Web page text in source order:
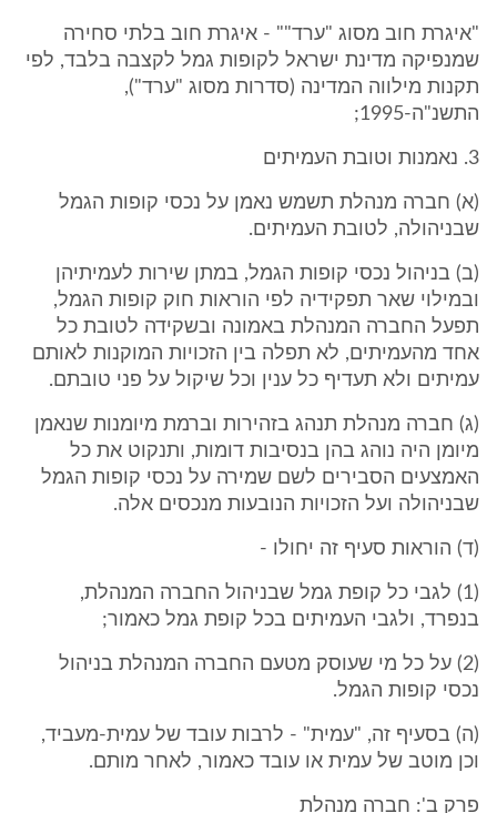
"איגרת חוב מסוג "ערד"" - איגרת חוב בלתי סחירה
שמנפיקה מדינת ישראל לקופות גמל לקצבה בלבד, לפי
תקנות מילווה המדינה (סדרות מסוג "ערד"),
התשנ"ה-1995;
3. נאמנות וטובת העמיתים
(א) חברה מנהלת תשמש נאמן על נכסי קופות הגמל
שבניהולה, לטובת העמיתים.
(ב) בניהול נכסי קופות הגמל, במתן שירות לעמיתיהן
ובמילוי שאר תפקידיה לפי הוראות חוק קופות הגמל,
תפעל החברה המנהלת באמונה ובשקידה לטובת כל
אחד מהעמיתים, לא תפלה בין הזכויות המוקנות לאותם
עמיתים ולא תעדיף כל ענין וכל שיקול על פני טובתם.
(ג) חברה מנהלת תנהג בזהירות וברמת מיומנות שנאמן
מיומן היה נוהג בהן בנסיבות דומות, ותנקוט את כל
האמצעים הסבירים לשם שמירה על נכסי קופות הגמל
שבניהולה ועל הזכויות הנובעות מנכסים אלה.
(ד) הוראות סעיף זה יחולו -
(1) לגבי כל קופת גמל שבניהול החברה המנהלת,
בנפרד, ולגבי העמיתים בכל קופת גמל כאמור;
(2) על כל מי שעוסק מטעם החברה המנהלת בניהול
נכסי קופות הגמל.
(ה) בסעיף זה, "עמית" - לרבות עובד של עמית-מעביד,
וכן מוטב של עמית או עובד כאמור, לאחר מותם.
פרק ב': חברה מנהלת